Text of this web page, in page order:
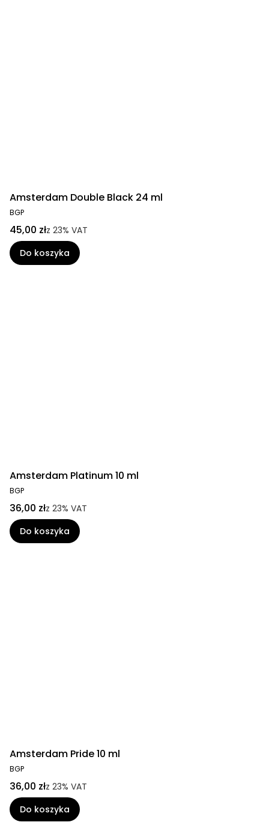
Amsterdam Double Black 24 ml
BGP
45,00 złz 23% VAT
Do koszyka
Amsterdam Platinum 10 ml
BGP
36,00 złz 23% VAT
Do koszyka
Amsterdam Pride 10 ml
BGP
36,00 złz 23% VAT
Do koszyka